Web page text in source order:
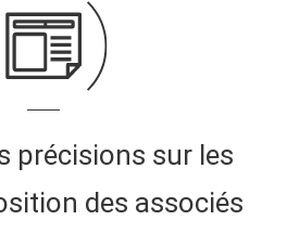
précisions sur les
des associés